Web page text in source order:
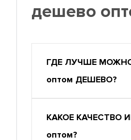
дешево
ГДЕ ЛУЧШЕ МОЖНО
оптом ДЕШЕВО?
КАКОЕ КАЧЕСТВО
оптом?